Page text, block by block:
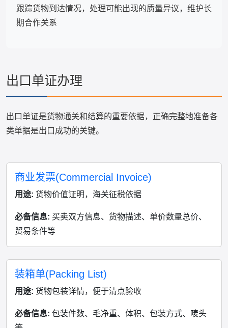
跟踪货物到达情况，处理可能出现的质量异议，维护长
期合作关系
出口单证办理
出口单证是货物通关和结算的重要依据，正确完整地准备各
类单据是出口成功的关键。
商业发票(Commercial Invoice)
用途: 货物价值证明，海关征税依据
必备信息: 买卖双方信息、货物描述、单价数量总价、
贸易条件等
装箱单(Packing List)
用途: 货物包装详情，便于清点验收
必备信息: 包装件数、毛净重、体积、包装方式、唛头